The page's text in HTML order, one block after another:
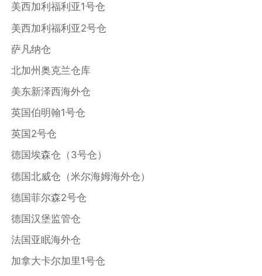
美西加利福利亚1号仓
美西加利福利亚2号仓
萨凡纳仓
北加州奥克兰仓库
美东新泽西海外仓
英国伯明翰1号仓
英国2号仓
德国埃森仓（3号仓）
德国北威仓（米尔海姆海外仓）
德国菲尔森2号仓
德国汉堡监管仓
法国亚眠海外仓
加拿大卡尔加里1号仓